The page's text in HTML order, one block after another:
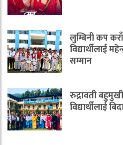
लुम्बिनी कप
विद्यार्थीलाई
सम्मान
रुद्रावती
विद्यार्थीलाई